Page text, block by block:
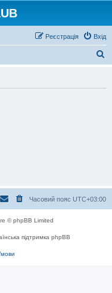
Вхід
Реєстрація
Часовий пояс UTC+03:00
© phpBB Limited
підтримка phpBB